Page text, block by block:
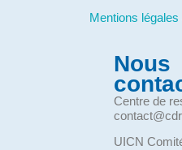
Mentions
Nous
Centre de
UICN